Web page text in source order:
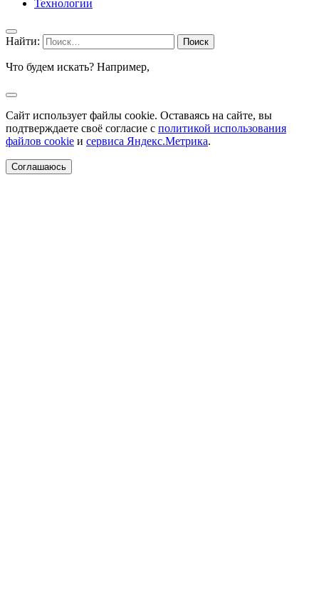
Технологии
Найти:
Что будем искать? Например,
Сайт использует файлы cookie. Оставаясь на сайте, вы
подтверждаете своё согласие с политикой использования
файлов cookie и сервиса Яндекс.Метрика.
Соглашаюсь